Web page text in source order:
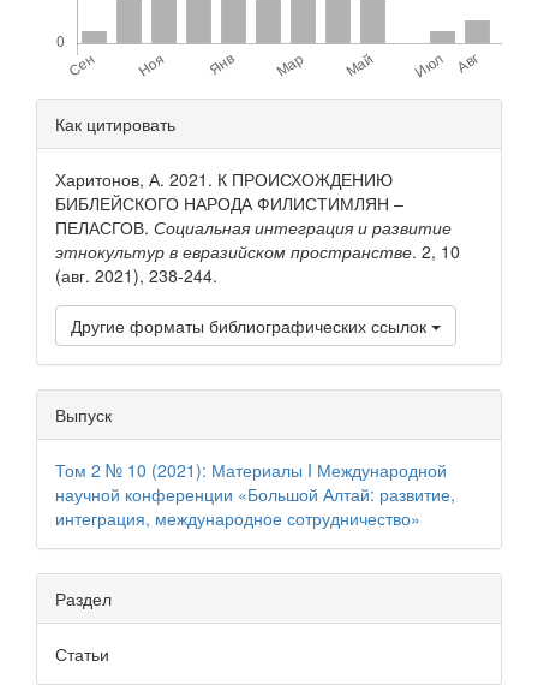
Детали
статьи
Как цитировать
Харитонов, А. 2021. К ПРОИСХОЖДЕНИЮ
БИБЛЕЙСКОГО НАРОДА ФИЛИСТИМЛЯН –
ПЕЛАСГОВ. Социальная интеграция и развитие
этнокультур в евразийском пространстве. 2, 10
(авг. 2021), 238-244.
Другие форматы библиографических ссылок
Выпуск
Том 2 № 10 (2021): Материалы I Международной
научной конференции «Большой Алтай: развитие,
интеграция, международное сотрудничество»
Раздел
Статьи